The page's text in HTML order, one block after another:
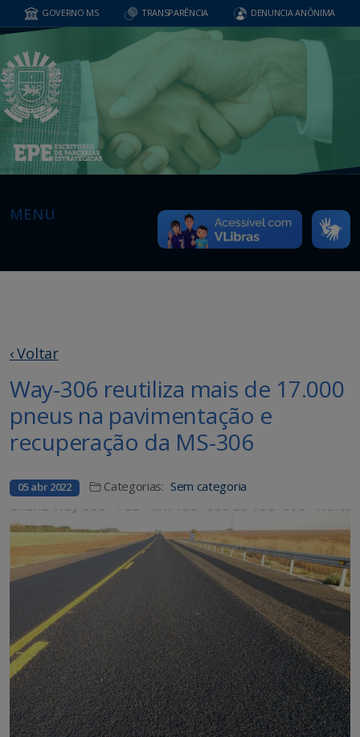
GOVERNO MS TRANSPARÊNCIA DENUNCIA ANÔNIMA
MENU
‹ Voltar
Way-306 reutiliza mais de 17.000
pneus na pavimentação e
recuperação da MS-306
05 abr 2022 Categorias: Sem categoria